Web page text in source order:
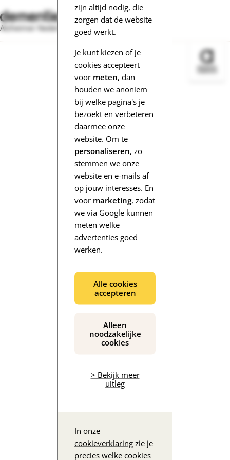
zijn altijd nodig, die
zorgen dat de website
goed werkt.
Je kunt kiezen of je
cookies accepteert
voor meten, dan
houden we anoniem
bij welke pagina's je
bezoekt en verbeteren
daarmee onze
website. Om te
personaliseren, zo
stemmen we onze
website en e-mails af
op jouw interesses. En
voor marketing, zodat
we via Google kunnen
meten welke
advertenties goed
werken.
Alle cookies
accepteren
Alleen
noodzakelijke
cookies
> Bekijk meer
uitleg
In onze
cookieverklaring zie je
precies welke cookies
Alzheimer Nederland
De inhoud wordt geladen...